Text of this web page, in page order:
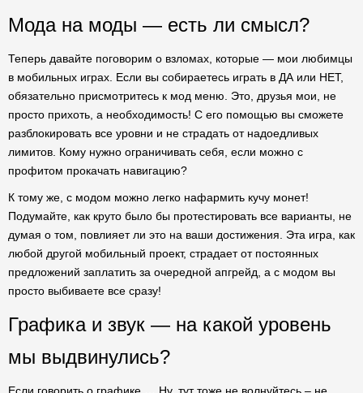
Мода на моды — есть ли смысл?
Теперь давайте поговорим о взломах, которые — мои любимцы
в мобильных играх. Если вы собираетесь играть в ДА или НЕТ,
обязательно присмотритесь к мод меню. Это, друзья мои, не
просто прихоть, а необходимость! С его помощью вы сможете
разблокировать все уровни и не страдать от надоедливых
лимитов. Кому нужно ограничивать себя, если можно с
профитом прокачать навигацию?
К тому же, с модом можно легко нафармить кучу монет!
Подумайте, как круто было бы протестировать все варианты, не
думая о том, повлияет ли это на ваши достижения. Эта игра, как
любой другой мобильный проект, страдает от постоянных
предложений заплатить за очередной апгрейд, а с модом вы
просто выбиваете все сразу!
Графика и звук — на какой уровень
мы выдвинулись?